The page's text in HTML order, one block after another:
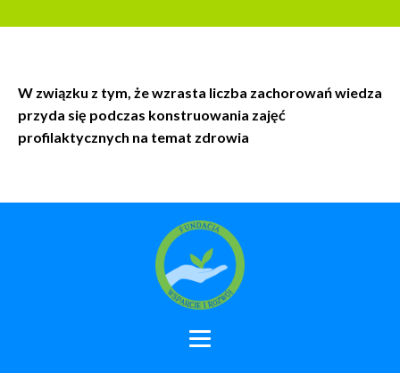
W związku z tym, że wzrasta liczba zachorowań wiedza
przyda się podczas konstruowania zajęć
profilaktycznych na temat zdrowia